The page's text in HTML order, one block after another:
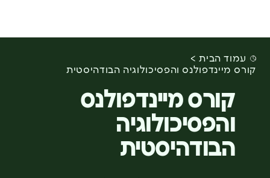
עמוד הבית
קורס מיינדפולנס והפסיכולוגיה הבודהיסטית
קורס מיינדפולנס
והפסיכולוגיה
הבודהיסטית